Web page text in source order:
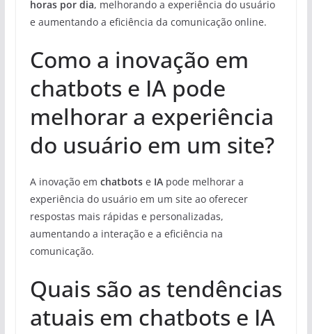
horas por dia, melhorando a experiência do usuário
e aumentando a eficiência da comunicação online.
Como a inovação em
chatbots e IA pode
melhorar a experiência
do usuário em um site?
A inovação em chatbotse IApode melhorar a
experiência do usuário em um site ao oferecer
respostas mais rápidas e personalizadas,
aumentando a interação e a eficiência na
comunicação.
Quais são as tendências
atuais em chatbots e IA